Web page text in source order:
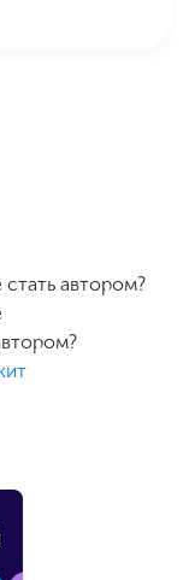
стать автором?